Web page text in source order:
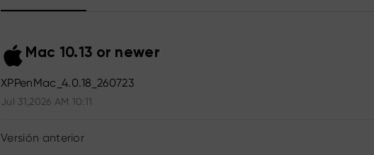
Mac 10.13 or newer
XPPenMac_4.0.18_260723
Jul 31,2026 AM 10:11
Versión anterior